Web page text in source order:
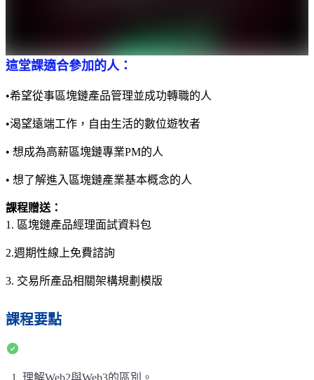
這堂課適合參加的人：
•希望從事區塊鏈產品管理並成功轉職的人
•渴望遠端工作，自由生活的數位遊牧者
• 想成為高薪區塊鏈專業PM的人
• 想了解進入區塊鏈產業基本概念的人
課程贈送：
1. 區塊鏈產品經理面試資料包
2.週期性線上免費諮詢
3. 交易所產品相關架構規劃模版
課程要點
1. 理解Web2與Web3的區別。